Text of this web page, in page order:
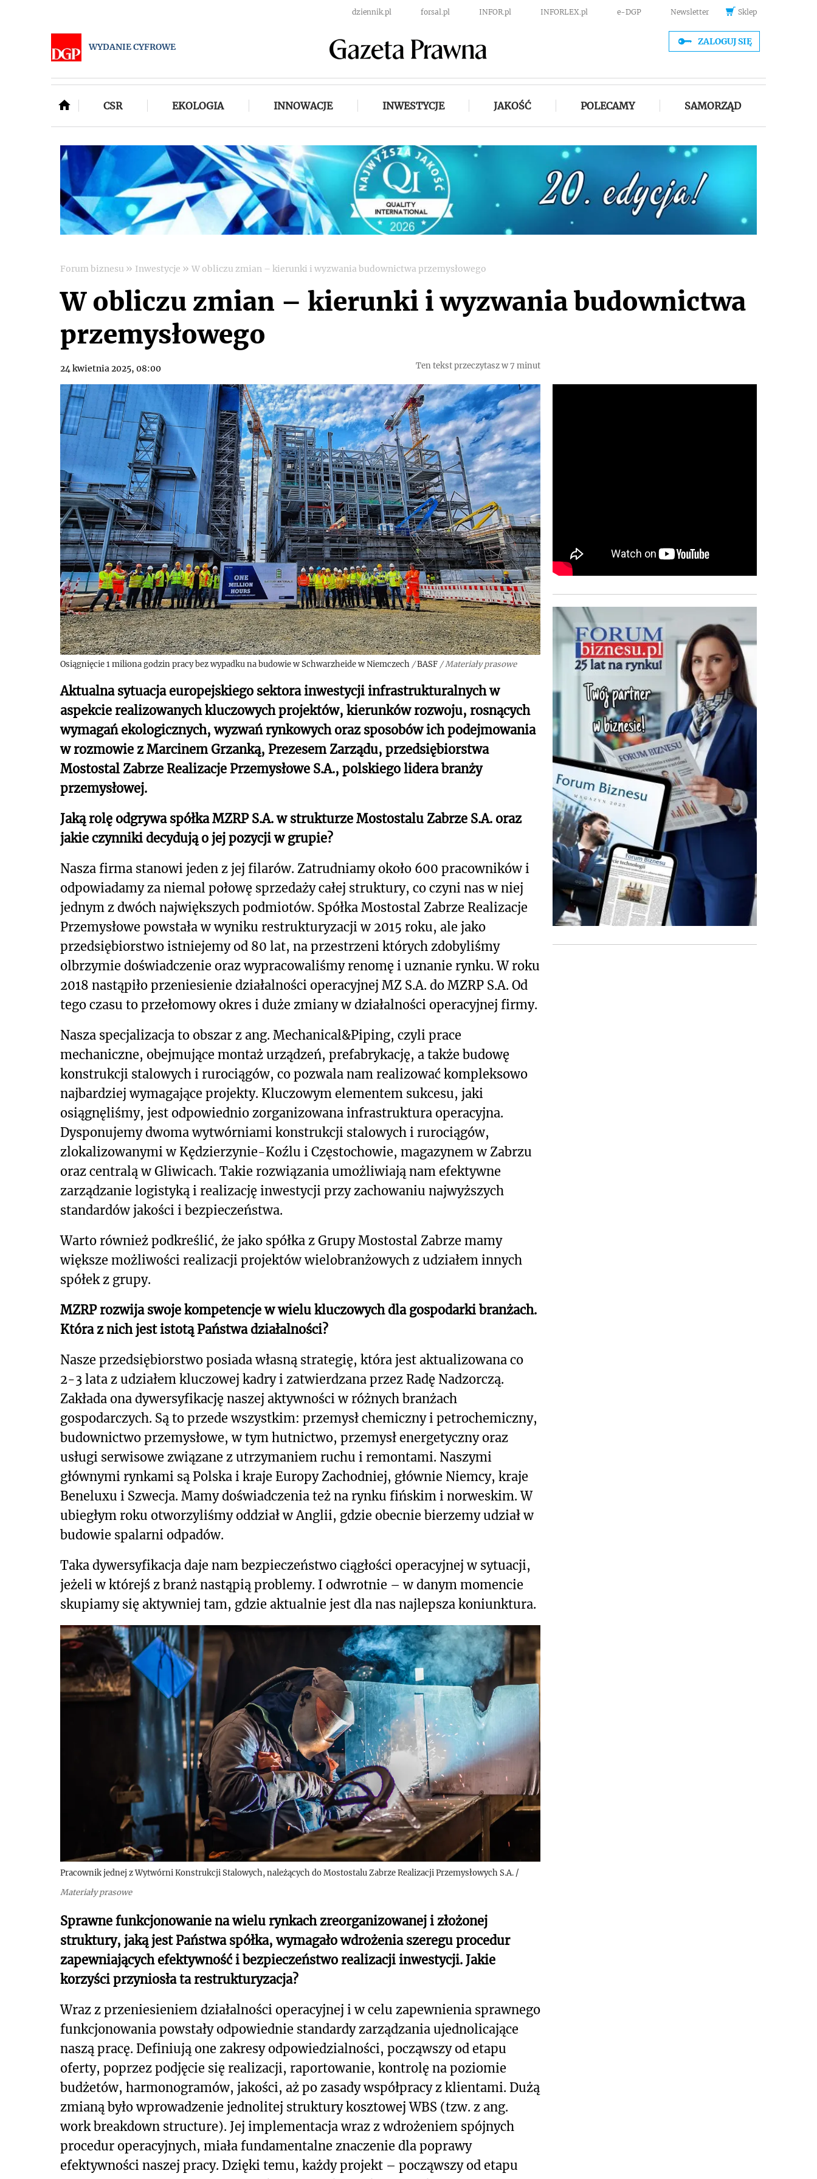
dziennik.pl forsal.pl INFOR.pl INFORLEX.pl e-DGP Newsletter Sklep
WYDANIE CYFROWE ZALOGUJ SIĘ
CSR EKOLOGIA INNOWACJE INWESTYCJE JAKOŚĆ POLECAMY SAMORZĄD
Forum biznesu » Inwestycje » W obliczu zmian – kierunki i wyzwania budownictwa przemysłowego
W obliczu zmian – kierunki i wyzwania budownictwa
przemysłowego
24 kwietnia 2025, 08:00 Ten tekst przeczytasz w 7 minut
Osiągnięcie 1 miliona godzin pracy bez wypadku na budowie w Schwarzheide w Niemczech /BASF /Materiały prasowe
Aktualna sytuacja europejskiego sektora inwestycji infrastrukturalnych w
aspekcie realizowanych kluczowych projektów, kierunków rozwoju, rosnących
wymagań ekologicznych, wyzwań rynkowych oraz sposobów ich podejmowania
w rozmowie z Marcinem Grzanką, Prezesem Zarządu, przedsiębiorstwa
Mostostal Zabrze Realizacje Przemysłowe S.A., polskiego lidera branży
przemysłowej.
Jaką rolę odgrywa spółka MZRP S.A. w strukturze Mostostalu Zabrze S.A. oraz
jakie czynniki decydują o jej pozycji w grupie?
Nasza firma stanowi jeden z jej filarów. Zatrudniamy około 600 pracowników i
odpowiadamy za niemal połowę sprzedaży całej struktury, co czyni nas w niej
jednym z dwóch największych podmiotów. Spółka Mostostal Zabrze Realizacje
Przemysłowe powstała w wyniku restrukturyzacji w 2015 roku, ale jako
przedsiębiorstwo istniejemy od 80 lat, na przestrzeni których zdobyliśmy
olbrzymie doświadczenie oraz wypracowaliśmy renomę i uznanie rynku. W roku
2018 nastąpiło przeniesienie działalności operacyjnej MZ S.A. do MZRP S.A. Od
tego czasu to przełomowy okres i duże zmiany w działalności operacyjnej firmy.
Nasza specjalizacja to obszar z ang. Mechanical&Piping, czyli prace
mechaniczne, obejmujące montaż urządzeń, prefabrykację, a także budowę
konstrukcji stalowych i rurociągów, co pozwala nam realizować kompleksowo
najbardziej wymagające projekty. Kluczowym elementem sukcesu, jaki
osiągnęliśmy, jest odpowiednio zorganizowana infrastruktura operacyjna.
Dysponujemy dwoma wytwórniami konstrukcji stalowych i rurociągów,
zlokalizowanymi w Kędzierzynie-Koźlu i Częstochowie, magazynem w Zabrzu
oraz centralą w Gliwicach. Takie rozwiązania umożliwiają nam efektywne
zarządzanie logistyką i realizację inwestycji przy zachowaniu najwyższych
standardów jakości i bezpieczeństwa.
Warto również podkreślić, że jako spółka z Grupy Mostostal Zabrze mamy
większe możliwości realizacji projektów wielobranżowych z udziałem innych
spółek z grupy.
MZRP rozwija swoje kompetencje w wielu kluczowych dla gospodarki branżach.
Która z nich jest istotą Państwa działalności?
Nasze przedsiębiorstwo posiada własną strategię, która jest aktualizowana co
2-3 lata z udziałem kluczowej kadry i zatwierdzana przez Radę Nadzorczą.
Zakłada ona dywersyfikację naszej aktywności w różnych branżach
gospodarczych. Są to przede wszystkim: przemysł chemiczny i petrochemiczny,
budownictwo przemysłowe, w tym hutnictwo, przemysł energetyczny oraz
usługi serwisowe związane z utrzymaniem ruchu i remontami. Naszymi
głównymi rynkami są Polska i kraje Europy Zachodniej, głównie Niemcy, kraje
Beneluxu i Szwecja. Mamy doświadczenia też na rynku fińskim i norweskim. W
ubiegłym roku otworzyliśmy oddział w Anglii, gdzie obecnie bierzemy udział w
budowie spalarni odpadów.
Taka dywersyfikacja daje nam bezpieczeństwo ciągłości operacyjnej w sytuacji,
jeżeli w którejś z branż nastąpią problemy. I odwrotnie – w danym momencie
skupiamy się aktywniej tam, gdzie aktualnie jest dla nas najlepsza koniunktura.
Pracownik jednej z Wytwórni Konstrukcji Stalowych, należących do Mostostalu Zabrze Realizacji Przemysłowych S.A./
Materiały prasowe
Sprawne funkcjonowanie na wielu rynkach zreorganizowanej i złożonej
struktury, jaką jest Państwa spółka, wymagało wdrożenia szeregu procedur
zapewniających efektywność i bezpieczeństwo realizacji inwestycji. Jakie
korzyści przyniosła ta restrukturyzacja?
Wraz z przeniesieniem działalności operacyjnej i w celu zapewnienia sprawnego
funkcjonowania powstały odpowiednie standardy zarządzania ujednolicające
naszą pracę. Definiują one zakresy odpowiedzialności, począwszy od etapu
oferty, poprzez podjęcie się realizacji, raportowanie, kontrolę na poziomie
budżetów, harmonogramów, jakości, aż po zasady współpracy z klientami. Dużą
zmianą było wprowadzenie jednolitej struktury kosztowej WBS (tzw. z ang.
work breakdown structure). Jej implementacja wraz z wdrożeniem spójnych
procedur operacyjnych, miała fundamentalne znaczenie dla poprawy
efektywności naszej pracy. Dzięki temu, każdy projekt – począwszy od etapu